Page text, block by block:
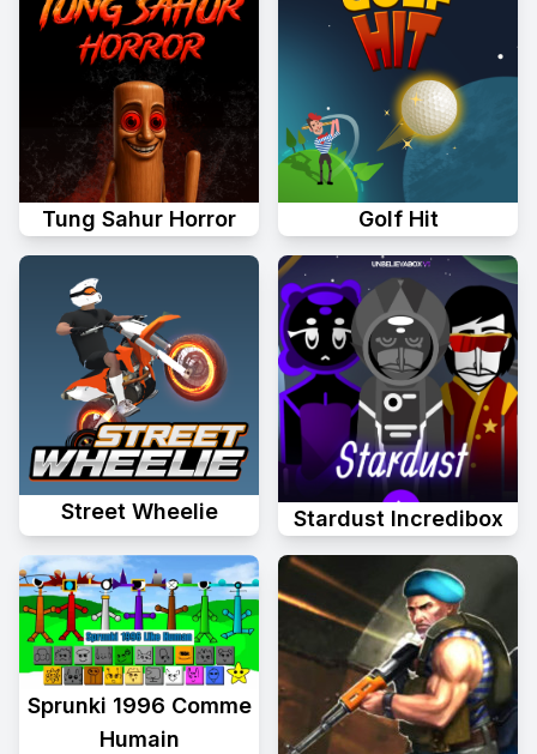
Tung Sahur Horror Golf Hit
Street Wheelie Stardust Incredibox
Sprunki 1996 Comme
Humain